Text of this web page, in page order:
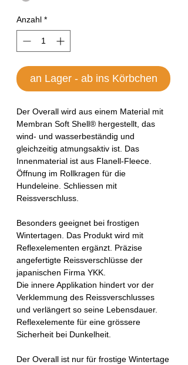
Anzahl *
an Lager - ab ins Körbchen
Der Overall wird aus einem Material mit
Membran Soft Shell® hergestellt, das
wind- und wasserbeständig und
gleichzeitig atmungsaktiv ist. Das
Innenmaterial ist aus Flanell-Fleece.
Öffnung im Rollkragen für die
Hundeleine. Schliessen mit
Reissverschluss.
Besonders geeignet bei frostigen
Wintertagen. Das Produkt wird mit
Reflexelementen ergänzt. Präzise
angefertigte Reissverschlüsse der
japanischen Firma YKK.
Die innere Applikation hindert vor der
Verklemmung des Reissverschlusses
und verlängert so seine Lebensdauer.
Reflexelemente für eine grössere
Sicherheit bei Dunkelheit.
Der Overall ist nur für frostige Wintertage